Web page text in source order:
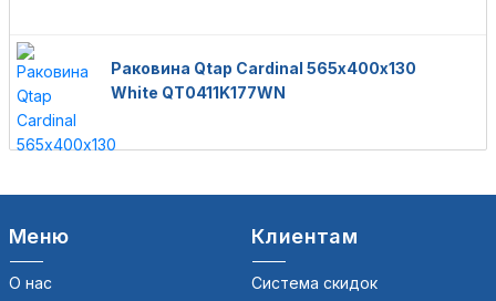
Раковина Qtap Cardinal 565х400х130
White QT0411K177WN
Меню
О нас
Клиентам
Система скидок